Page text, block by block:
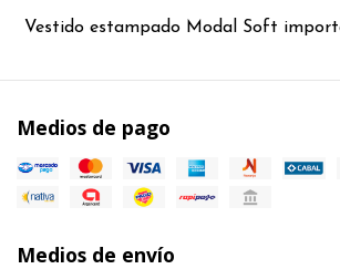
Vestido estampado Modal Soft
Medios de pago
Medios de envío